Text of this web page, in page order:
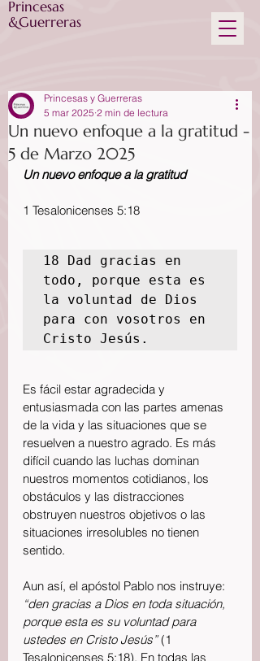
Princesas
&Guerreras
Un nuevo enfoque a la gratitud -
5 de Marzo 2025
Princesas y Guerreras
5 mar 2025 2 min de lectura
Un nuevo enfoque a la gratitud
1 Tesalonicenses 5:18
18 Dad gracias en
todo, porque esta es
la voluntad de Dios
para con vosotros en
Cristo Jesús.
Es fácil estar agradecida y
entusiasmada con las partes amenas
de la vida y las situaciones que se
resuelven a nuestro agrado. Es más
difícil cuando las luchas dominan
nuestros momentos cotidianos, los
obstáculos y las distracciones
obstruyen nuestros objetivos o las
situaciones irresolubles no tienen
sentido.
Aun así, el apóstol Pablo nos instruye:
“den gracias a Dios en toda situación,
porque esta es su voluntad para
ustedes en Cristo Jesús” (1
Tesalonicenses 5:18). En todas las